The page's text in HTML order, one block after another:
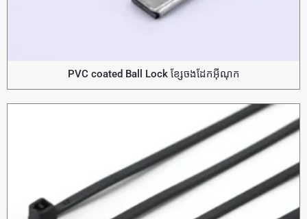
PVC coated Ball Lock ខ្សែចងដែកអ៊ីណុក